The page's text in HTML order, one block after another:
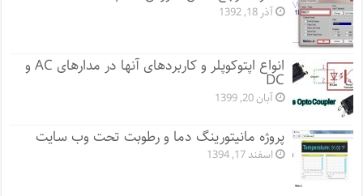
آذر 18, 1392
انواع اپتوکوپلر و کاربردهای آنها در مدارهای AC و
DC
آبان 20, 1399
پروژه مانيتورينگ دما و رطوبت تحت وب سایت
اسفند 17, 1394